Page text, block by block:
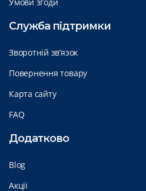
Служба підтримки
Зворотній зв’язок
Повернення товару
Карта сайту
FAQ
Додатково
Blog
Акції